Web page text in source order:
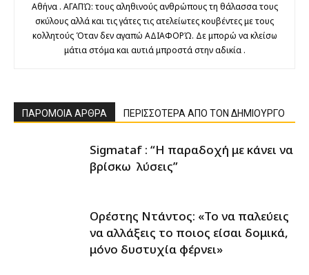
Αθήνα . ΑΓΑΠΏ: τους αληθινούς ανθρώπους τη θάλασσα τους
σκύλους αλλά και τις γάτες τις ατελείωτες κουβέντες με τους
κολλητούς Όταν δεν αγαπώ ΑΔΙΑΦΟΡΏ. Δε μπορώ να κλείσω
μάτια στόμα και αυτιά μπροστά στην αδικία .
ΠΑΡΟΜΟΙΑ ΑΡΘΡΑ ΠΕΡΙΣΣΟΤΕΡΑ ΑΠΟ ΤΟΝ ΔΗΜΙΟΥΡΓΟ
Sigmataf : “Η παραδοχή με κάνει να
βρίσκω λύσεις”
Ορέστης Ντάντος: «Το να παλεύεις
να αλλάξεις το ποιος είσαι δομικά,
μόνο δυστυχία φέρνει»